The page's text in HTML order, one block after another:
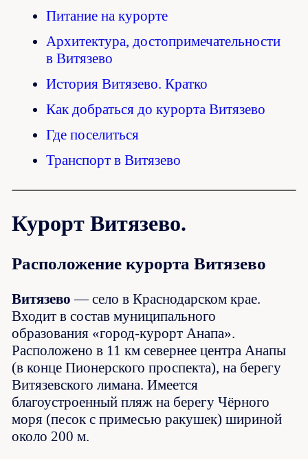
Питание на курорте
Архитектура, достопримечательности
в Витязево
История Витязево. Кратко
Как добраться до курорта Витязево
Где поселиться
Транспорт в Витязево
Курорт Витязево.
Расположение курорта Витязево
Витязево — село в Краснодарском крае.
Входит в состав муниципального
образования «город-курорт Анапа».
Расположено в 11 км севернее центра Анапы
(в конце Пионерского проспекта), на берегу
Витязевского лимана. Имеется
благоустроенный пляж на берегу Чёрного
моря (песок с примесью ракушек) шириной
около 200 м.